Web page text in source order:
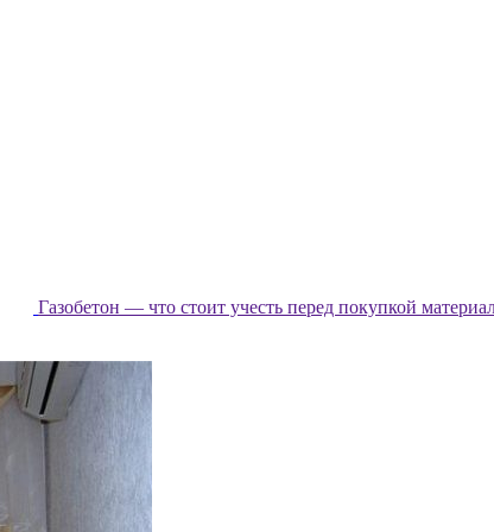
Газобетон — что стоит учесть перед покупкой